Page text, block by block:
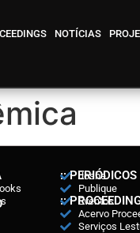
NOTÍCIAS
:: PERIÓDICOS
Joshe
Publique
::
Eventos
Acervo
Serviços